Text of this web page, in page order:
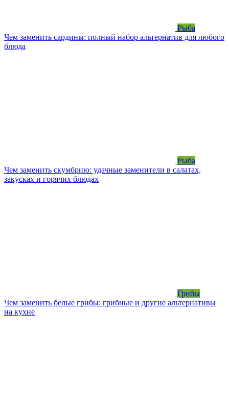
Рыба
Чем заменить сардины: полный набор альтернатив для любого
блюда
Рыба
Чем заменить скумбрию: удачные заменители в салатах,
закусках и горячих блюдах
Грибы
Чем заменить белые грибы: грибные и другие альтернативы
на кухне